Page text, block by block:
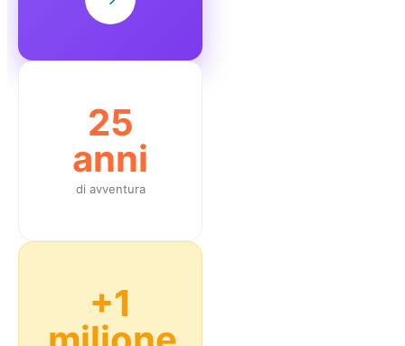
25
anni
di avventura
+1